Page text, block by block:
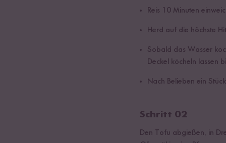
Reis 10 Minuten
Herd auf die höchste
Sobald das Wasser
Deckel köcheln lassen
Nach Belieben ein
Schritt 02
Den Tofu abgießen, in